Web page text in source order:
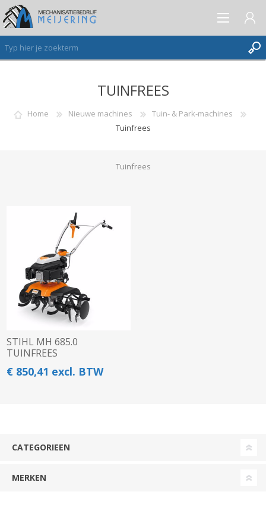
AANMELDEN ALS NIEUWE KLANT
INLOGGEN
TUINFREES
Home Nieuwe machines
Tuin- & Park-machines
Tuinfrees
Tuinfrees
STIHL MH 685.0
TUINFREES
€ 850,41 excl. BTW
CATEGORIEEN
MERKEN